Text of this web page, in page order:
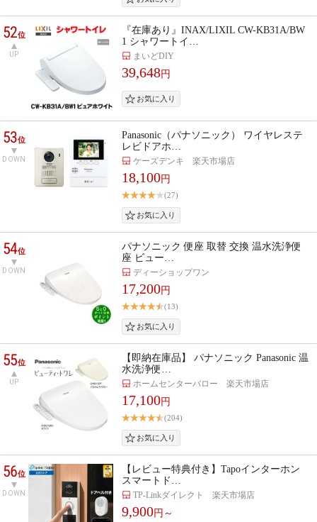
52位
UP
『在庫あり』INAX/LIXIL CW-KB31A/BW
1 シャワートイ…
まいどDIY
39,648円
53位
DOWN
Panasonic（パナソニック） ワイヤレステ
レビドアホ…
ケーズデンキ 楽天市場店
18,100円
(27)
54位
DOWN
パナソニック 便座 取替 交換 温水洗浄便
座 ビュー…
ディーショップワン
17,200円
(13)
55位
UP
【即納在庫品】 パナソニック Panasonic 温
水洗浄便…
ホームセンターバロー 楽天市場店
17,100円
(204)
56位
DOWN
【レビュー特典付き】Tapoインターホン
スマートド…
TP-Linkダイレクト 楽天市場店
9,900円～